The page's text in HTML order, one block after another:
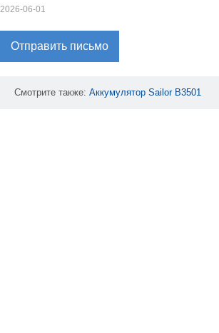
2026-06-01
Отправить письмо
Смотрите также: Аккумулятор Sailor B3501